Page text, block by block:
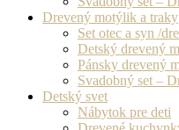
Drevený motýlik a traky
Set otec a syn /
Detský drevený
Pánsky drevený
Svadobný set –
Detský svet
Nábytok pre deti